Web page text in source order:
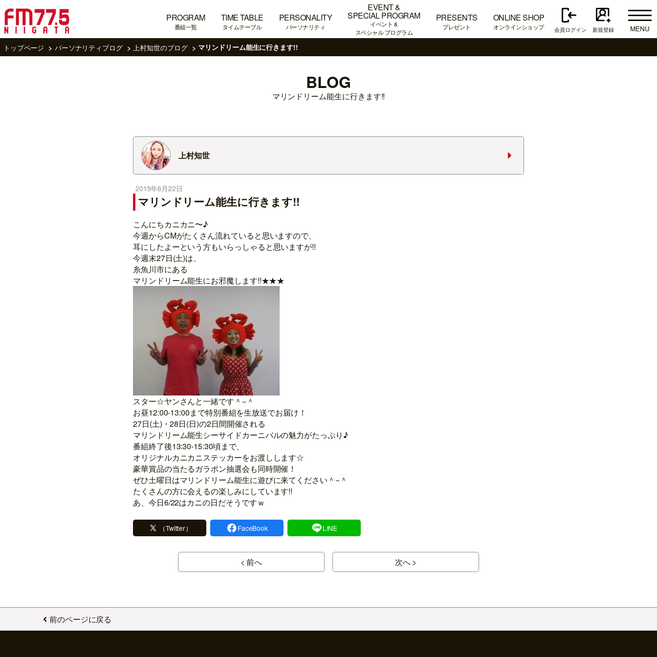
PROGRAM
番組一覧
TIME TABLE
タイムテーブル
PERSONALITY
パーソナリティ
EVENT &
SPECIAL PROGRAM
イベント &
スペシャル プログラム
PRESENTS
プレゼント
ONLINE SHOP
オンラインショップ 会員ログイン 新規登録
MENU
トップページ
パーソナリティブログ 上村知世のブログ マリンドリーム能生に行きます!!
BLOG
マリンドリーム能生に行きます!!
上村知世
2015年6月22日
マリンドリーム能生に行きます!!
こんにちカニカニ〜♪
今週からCMがたくさん流れていると思いますので、
耳にしたよーという方もいらっしゃると思いますが!!
今週末27日(土)は、
糸魚川市にある
マリンドリーム能生にお邪魔します!!★★★
スター☆ヤンさんと一緒です＾−＾
お昼12:00-13:00まで特別番組を生放送でお届け！
27日(土)・28日(日)の2日間開催される
マリンドリーム能生シーサイドカーニバルの魅力がたっぷり♪
番組終了後13:30-15:30頃まで、
オリジナルカニカニステッカーをお渡しします☆
豪華賞品の当たるガラポン抽選会も同時開催！
ぜひ土曜日はマリンドリーム能生に遊びに来てください＾−＾
たくさんの方に会えるの楽しみにしています!!
あ、今日6/22はカニの日だそうですｗ
（Twitter） FaceBook LINE
< 前へ 次へ >
前のページに戻る